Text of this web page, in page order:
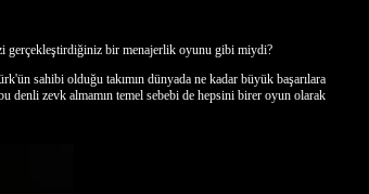
gerçekleştirdiğiniz bir menajerlik oyunu gibi miydi?
sahibi olduğu takımın dünyada ne kadar büyük başarılara
denli zevk almamın temel sebebi de hepsini birer oyun olarak